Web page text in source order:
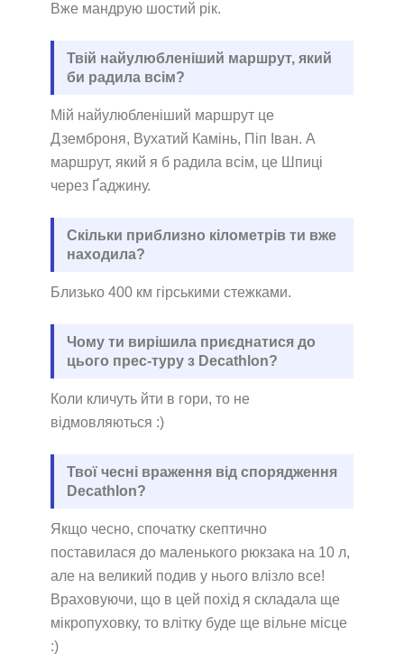
Вже мандрую шостий рік.
Твій найулюбленіший маршрут, який
би радила всім?
Мій найулюбленіший маршрут це
Дземброня, Вухатий Камінь, Піп Іван. А
маршрут, який я б радила всім, це Шпиці
через Ґаджину.
Скільки приблизно кілометрів ти вже
находила?
Близько 400 км гірськими стежками.
Чому ти вирішила приєднатися до
цього прес-туру з Decathlon?
Коли кличуть йти в гори, то не
відмовляються :)
Твої чесні враження від спорядження
Decathlon?
Якщо чесно, спочатку скептично
поставилася до маленького рюкзака на 10 л,
але на великий подив у нього влізло все!
Враховуючи, що в цей похід я складала ще
мікропуховку, то влітку буде ще вільне місце
:)